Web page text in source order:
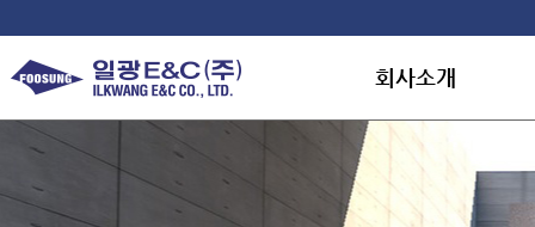
회사소개